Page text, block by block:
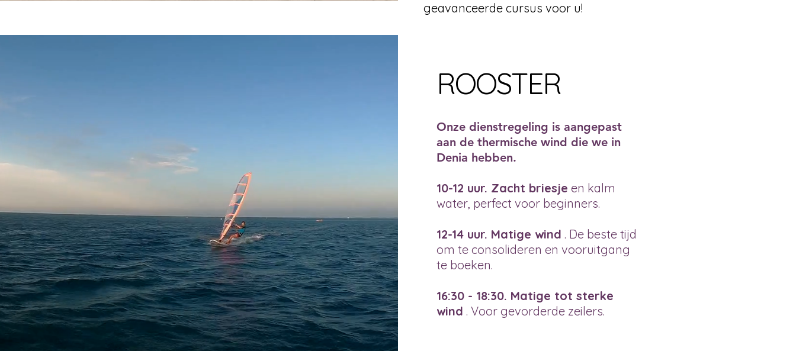
geavanceerde cursus voor u!
ROOSTER
Onze dienstregeling is aangepast
aan de thermische wind die we in
Denia hebben.
10-12 uur. Zacht briesje en kalm
water, perfect voor beginners.
12-14 uur. Matige wind . De beste tijd
om te consolideren en vooruitgang
te boeken.
16:30 - 18:30. Matige tot sterke
wind . Voor gevorderde zeilers.